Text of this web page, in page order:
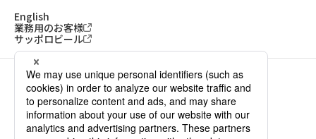
English
業務用のお客様
サッポロビール
ソーシャルメディアアカウント一覧